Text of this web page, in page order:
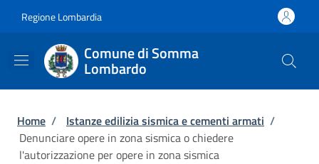
Regione Lombardia
Comune di Somma
Lombardo
Briciole di pane
Home / Istanze edilizia sismica e cementi armati /
Denunciare opere in zona sismica o chiedere
l'autorizzazione per opere in zona sismica